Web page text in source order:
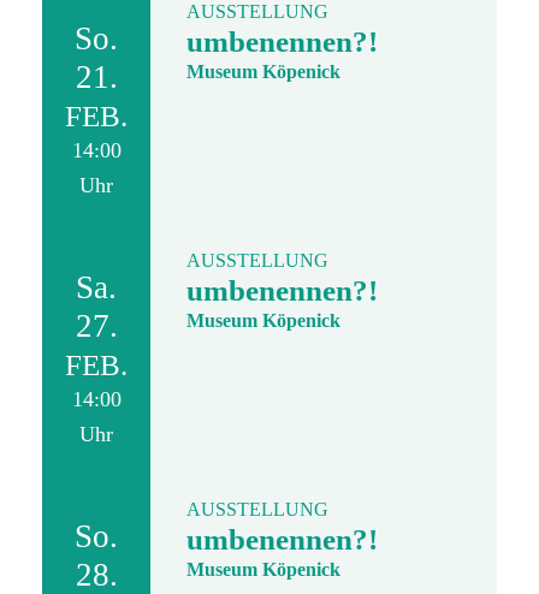
So.
21.
FEB.
14:00
Uhr
AUSSTELLUNG
umbenennen?!
Museum Köpenick
Sa.
27.
FEB.
14:00
Uhr
AUSSTELLUNG
umbenennen?!
Museum Köpenick
So.
28.
AUSSTELLUNG
umbenennen?!
Museum Köpenick